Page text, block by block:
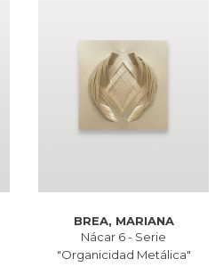
BREA, MARIANA
Nácar 6 - Serie
"Organicidad Metálica"